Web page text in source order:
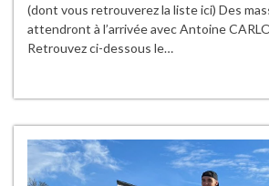
(dont vous retrouverez la liste ici) Des
attendront à l’arrivée avec Antoine
Retrouvez ci-dessous le…